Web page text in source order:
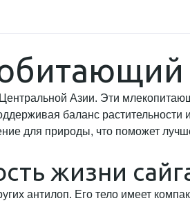
Азии. Эти
баланс
для природы, что поможет
жизни
антилоп. Его тело имеет